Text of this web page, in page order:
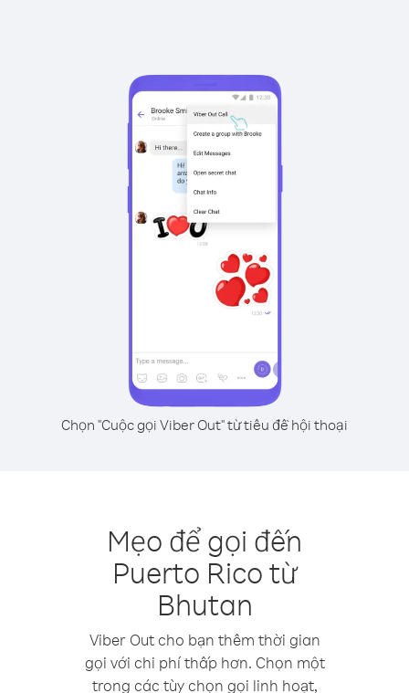
Chọn "Cuộc gọi Viber Out" từ tiêu đề hội thoại
Mẹo để gọi đến
Puerto Rico từ
Bhutan
Viber Out cho bạn thêm thời gian
gọi với chi phí thấp hơn. Chọn một
trong các tùy chọn gọi linh hoạt,